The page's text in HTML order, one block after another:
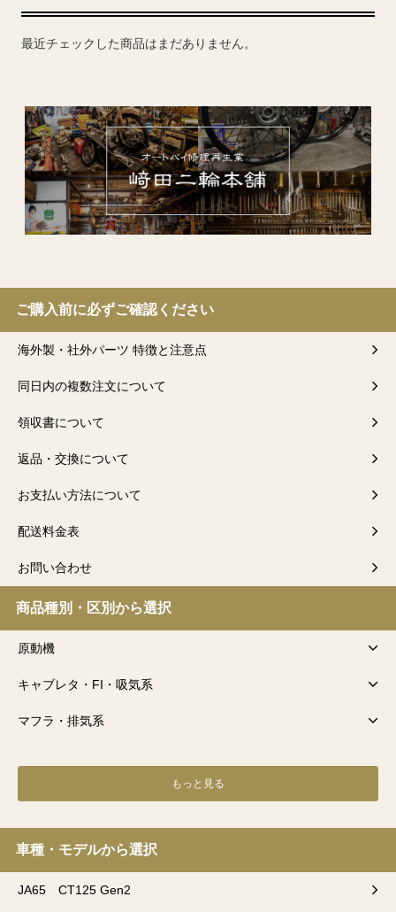
最近チェックした商品はまだありません。
ご購入前に必ずご確認ください
海外製・社外パーツ 特徴と注意点
同日内の複数注文について
領収書について
返品・交換について
お支払い方法について
配送料金表
お問い合わせ
商品種別・区別から選択
原動機
キャブレタ・FI・吸気系
マフラ・排気系
もっと見る
車種・モデルから選択
JA65 CT125 Gen2